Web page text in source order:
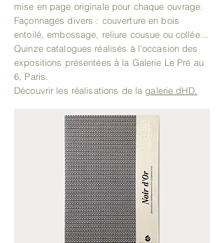
mise en page originale pour chaque ouvrage.
Façonnages divers : couverture en bois
entoilé,embossage, reliure cousue ou collée...
Quinze catalogues réalisés à l'occasion des
expositions présentées à la Galerie Le Pré au
6, Paris.
Découvrir les réalisations de lagalerie dHD.